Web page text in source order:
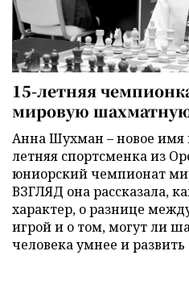
15-летняя
мировую
Анна Шухман – новое имя
летняя спортсменка из
юниорский чемпионат
ВЗГЛЯД она рассказала,
характер, о разнице
игрой и о том, могут ли
человека умнее и развить